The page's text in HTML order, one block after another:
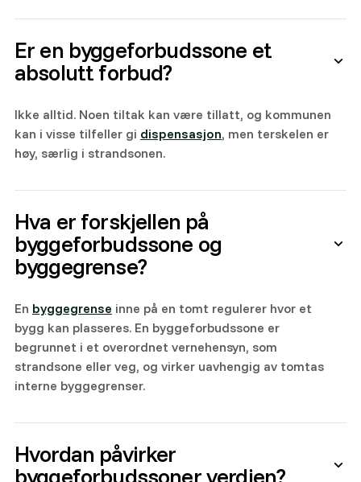
Er en byggeforbudssone et
absolutt forbud?
Ikke alltid. Noen tiltak kan være tillatt, og kommunen
kan i visse tilfeller gi dispensasjon, men terskelen er
høy, særlig i strandsonen.
Hva er forskjellen på
byggeforbudssone og
byggegrense?
En byggegrense inne på en tomt regulerer hvor et
bygg kan plasseres. En byggeforbudssone er
begrunnet i et overordnet vernehensyn, som
strandsone eller veg, og virker uavhengig av tomtas
interne byggegrenser.
Hvordan påvirker
byggeforbudssoner verdien?